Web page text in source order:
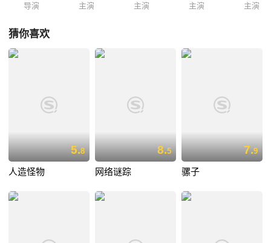
导演 主演 主演 主演 主演
猜你喜欢
5.8
人造怪物
8.5
网络谜踪
7.9
骡子